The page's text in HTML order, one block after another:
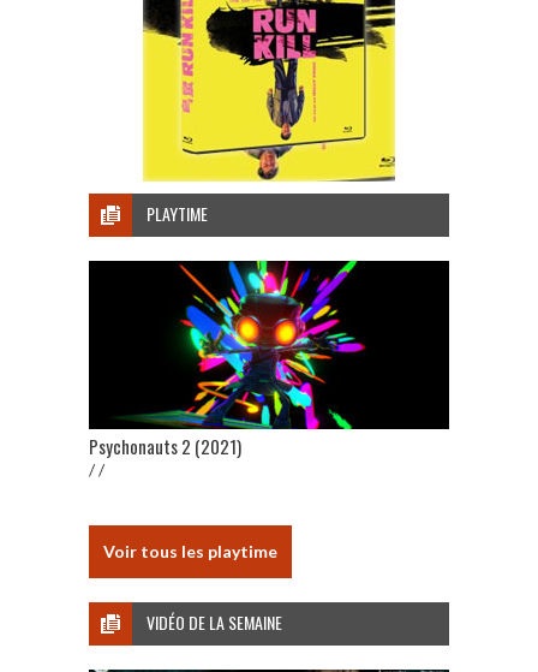
PLAYTIME
Psychonauts 2 (2021)
/ /
Voir tous les playtime
VIDÉO DE LA SEMAINE